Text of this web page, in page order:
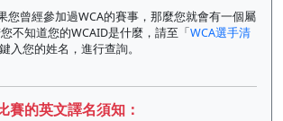
您曾經參加過WCA的賽事，那麼您就會有一個屬
不知道您的WCAID是什麼，請至「WCA選手清
入您的姓名，進行查詢。
賽的英文譯名須知：